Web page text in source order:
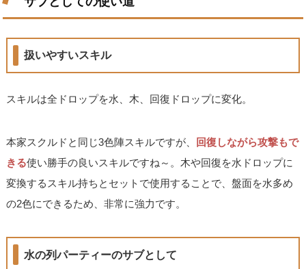
扱いやすいスキル
スキルは全ドロップを水、木、回復ドロップに変化。
本家スクルドと同じ3色陣スキルですが、
回復しながら攻撃もで
きる使い勝手の良いスキルですね～。木や回復を水ドロップに
変換するスキル持ちとセットで使用することで、盤面を水多め
の2色にできるため、非常に強力です。
水の列パーティーのサブとして